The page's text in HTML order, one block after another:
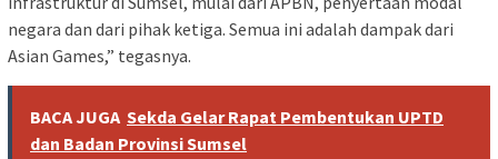
negara dan dari pihak ketiga. Semua ini adalah dampak dari
Asian Games,” tegasnya.
BACA JUGA Sekda Gelar Rapat Pembentukan UPTD
dan Badan Provinsi Sumsel